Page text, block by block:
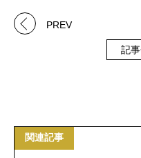
PREV
記
関連記事